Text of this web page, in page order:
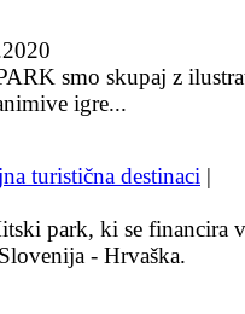
smo skupaj z
igre...
turistična destinaci |
park, ki se financira
- Hrvaška.